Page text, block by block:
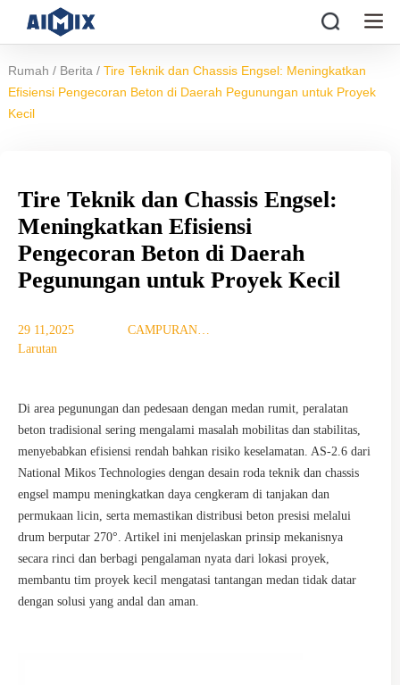
Rumah / Berita / Tire Teknik dan Chassis Engsel: Meningkatkan
Efisiensi Pengecoran Beton di Daerah Pegunungan untuk Proyek
Kecil
Tire Teknik dan Chassis Engsel:
Meningkatkan Efisiensi
Pengecoran Beton di Daerah
Pegunungan untuk Proyek Kecil
29 11,2025
CAMPURAN
Larutan
Di area pegunungan dan pedesaan dengan medan rumit, peralatan
beton tradisional sering mengalami masalah mobilitas dan stabilitas,
menyebabkan efisiensi rendah bahkan risiko keselamatan. AS-2.6 dari
National Mikos Technologies dengan desain roda teknik dan chassis
engsel mampu meningkatkan daya cengkeram di tanjakan dan
permukaan licin, serta memastikan distribusi beton presisi melalui
drum berputar 270°. Artikel ini menjelaskan prinsip mekanisnya
secara rinci dan berbagi pengalaman nyata dari lokasi proyek,
membantu tim proyek kecil mengatasi tantangan medan tidak datar
dengan solusi yang andal dan aman.